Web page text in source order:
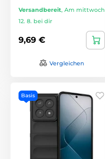
Versandbereit, Am mittwoch
12. 8. bei dir
9,69 €
Vergleichen
Basis